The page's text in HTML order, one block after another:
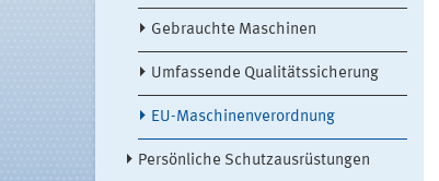
Gebrauchte Maschinen
Umfassende Qualitätssicherung
EU-Maschinenverordnung
Persönliche Schutzausrüstungen